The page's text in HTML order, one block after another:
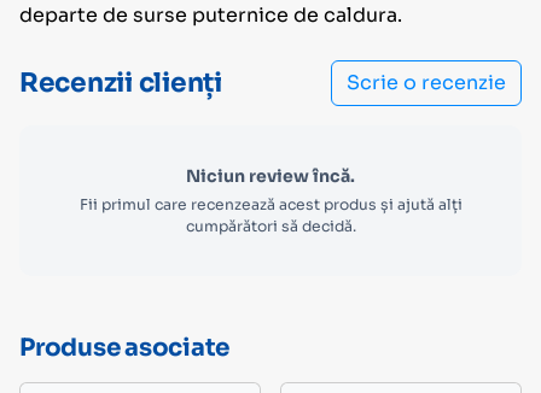
departe de surse puternice de caldura.
Recenzii clienți Scrie o recenzie
Niciun review încă.
Fii primul care recenzează acest produs și ajută alți
cumpărători să decidă.
Produse asociate